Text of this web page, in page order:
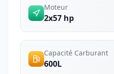
Moteur
2x57 hp
Capacité Carburant
600L